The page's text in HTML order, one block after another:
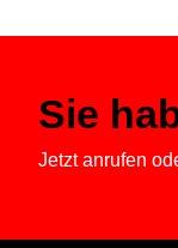
Sie
Jetzt anrufen